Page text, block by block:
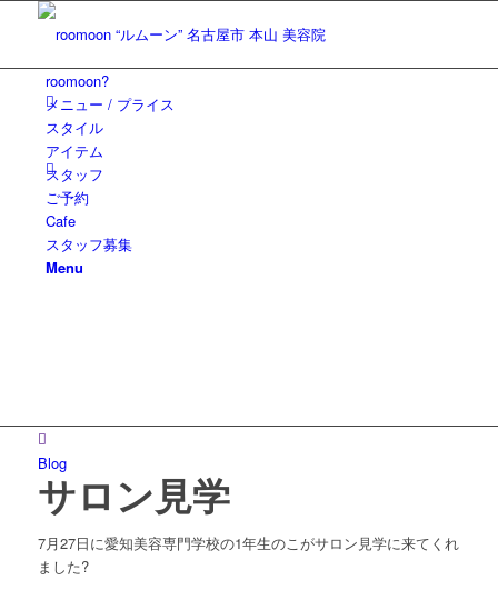
roomoon?
メニュー / プライス
スタイル
アイテム
スタッフ
ご予約
Cafe
スタッフ募集
Menu
Blog
サロン見学
7月27日に愛知美容専門学校の1年生のこがサロン見学に来てくれ
ました?